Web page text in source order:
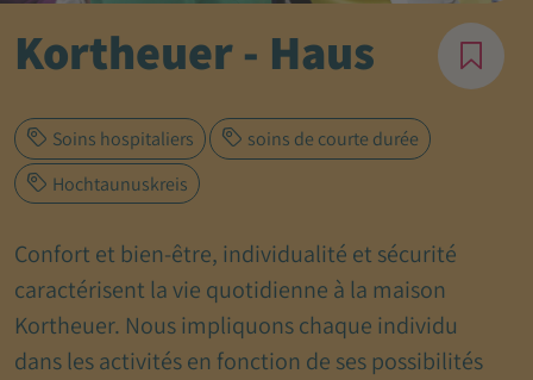
Kortheuer - Haus
Soins hospitaliers
soins de courte durée
Hochtaunuskreis
Confort et bien-être, individualité et sécurité
caractérisent la vie quotidienne à la maison
Kortheuer. Nous impliquons chaque individu
dans les activités en fonction de ses possibilités